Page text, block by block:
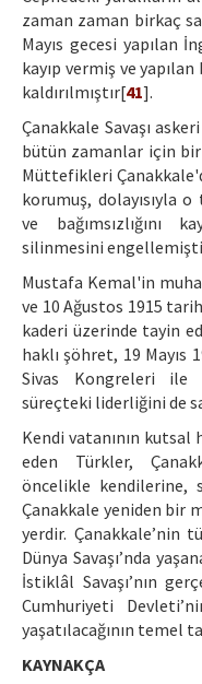
zaman zaman birkaç
Mayıs gecesi yapılan
kayıp vermiş ve
kaldırılmıştır[41].
Çanakkale Savaşı
bütün zamanlar için bir
Müttefikleri
korumuş, dolayısıyla
ve
silinmesini
Mustafa Kemal'in
ve 10 Ağustos 1915
kaderi üzerinde tayin
haklı şöhret, 19 Mayıs
Sivas Kongreleri ile
süreçteki liderliğini de
Kendi vatanının
eden Türkler,
öncelikle kendilerine,
Çanakkale yeniden bir
yerdir. Çanakkale’nin
Dünya Savaşı’nda
İstiklâl Savaşı’nın
Cumhuriyeti
yaşatılacağının temel
KAYNAKÇA